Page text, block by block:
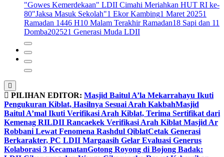
"Gowes Kemerdekaan" LDII Cimahi Meriahkan HUT RI ke-
80"Jaksa Masuk Sekolah"1 Ekor Kambing1 Maret 20251
Ramadan 1446 H10 Malam Terakhir Ramadan18 Sapi dan 11
Domba202521 Generasi Muda LDII
PILIHAN EDITOR: Masjid Baitul A’la Mekarrahayu Ikuti
Pengukuran Kiblat, Hasilnya Sesuai Arah KakbahMasjid
Baitul A’mal Ikuti Verifikasi Arah Kiblat, Terima Sertifikat dari
Kemenag RILDII Rancaekek Verifikasi Arah Kiblat Masjid Ar
Robbani Lewat Fenomena Rashdul QiblatCetak Generasi
Berkarakter, PC LDII Margaasih Gelar Evaluasi Generus
Kolaborasi 3 KecamatanGotong Royong di Bojong Badak: